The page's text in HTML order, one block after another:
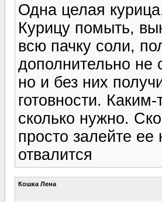
Одна целая
Курицу помыть,
всю пачку соли,
дополнительно не
но и без них
готовности.
сколько нужно.
просто залейте ее
отвалится
Кошка Лена